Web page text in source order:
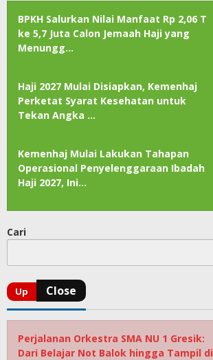
BPKH Salurkan Nilai Manfaat Rp 2,06 T
ke 5,7 Juta Calon Jemaah Haji yang
Menungg…
Haji 2027 Mulai Disiapkan, Kemenhaj
Perketat Syarat Kesehatan untuk
Tekan Angka …
Kemenhaj Mulai Lakukan Tahapan
Operasional Penyelenggaraan Ibadah
Haji 2027, Ini…
Cari
Perjalanan Orkestra SMA NU 1 Gresik:
Dari Belajar Not Balok hingga Tampil di